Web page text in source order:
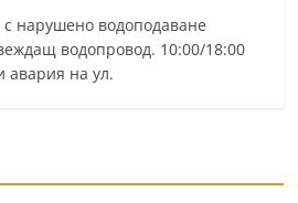
нарушено водоподаване
водопровод. 10:00/18:00
авария на ул.